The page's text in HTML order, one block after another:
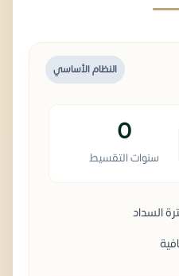
النظام الأساسي
0
سنوات التقسيط
السداد